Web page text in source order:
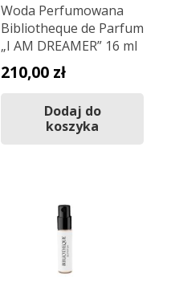
Woda Perfumowana
Bibliotheque de Parfum
„I AM DREAMER” 16 ml
210,00 zł
Dodaj do
koszyka